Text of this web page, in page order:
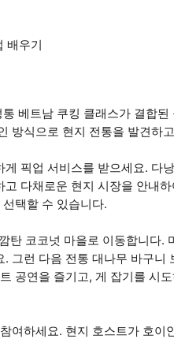
배우기
베트남 쿠킹 클래스가 결합
방식으로 현지 전통을 발견하
픽업 서비스를 받으세요. 다
다채로운 현지 시장을 안내
택할 수 있습니다.
탄 코코넛 마을로 이동합니다.
그런 다음 전통 대나무 바구니
공연을 즐기고, 게 잡기를 시
여하세요. 현지 호스트가 호이